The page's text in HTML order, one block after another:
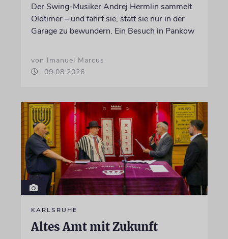
Der Swing-Musiker Andrej Hermlin sammelt
Oldtimer – und fährt sie, statt sie nur in der
Garage zu bewundern. Ein Besuch in Pankow
von Imanuel Marcus
09.08.2026
KARLSRUHE
Altes Amt mit Zukunft